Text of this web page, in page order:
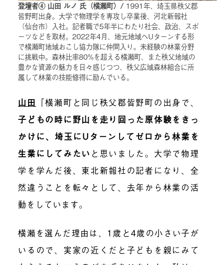
登壇者④ 山田 ルノ 氏（横瀬町）/ 1991年、埼玉県秩父郡
皆野町出身。大学で物理学を専攻し卒業後、河北新報社
（仙台市）入社。記者職で5年半にわたり社会、政治、スポ
ーツなどを取材。2022年4月、地元地域へUターンする形
で横瀬町地域おこし協力隊に仲間入り。未経験の林業分野
に挑戦中。森林比率80%を超える横瀬町、また秩父地域の
豊かな資源の魅力を日々感じつつ、秩父広域森林組合に所
属して林業の技能修得に励んでいる。
山田 「横瀬町と同じ秩父郡皆野町の出身で、
子どもの時に野山を走り回った原体験をきっ
かけに、埼玉にUターンしてゼロから林業を
生業にしてみたい と思いました。大学で物理
学を学んだ後、東北新報社の記者になり、全
然違うことを転々として、去年から林業の活
動をしています。
横瀬を選んだ理由は、1歳と4歳の小さい子が
いるので、実家の近くだと子どもを親にみて